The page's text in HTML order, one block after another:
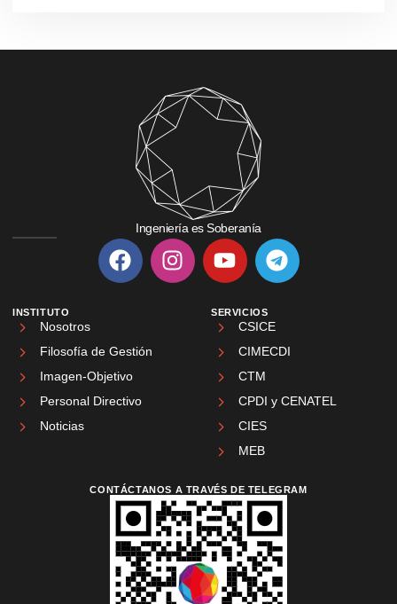
Ingeniería es Soberanía
INSTITUTO
Nosotros
Filosofía de Gestión
Imagen-Objetivo
Personal Directivo
Noticias
SERVICIOS
CSICE
CIMECDI
CTM
CPDI y CENATEL
CIES
MEB
CONTÁCTANOS A TRAVÉS DE TELEGRAM